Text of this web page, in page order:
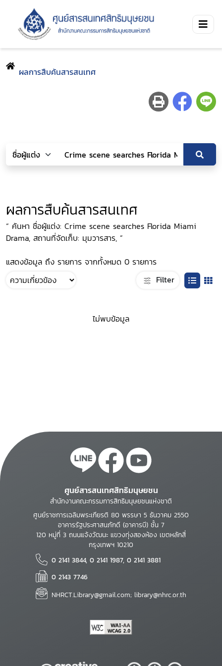
ผลการสืบค้นสารสนเทศ
ผลการสืบค้นสารสนเทศ
“ ค้นหา ชื่อผู้แต่ง: Crime scene searches Florida Miami
Drama, สถานที่จัดเก็บ: มุมวารสาร, ”
แสดงข้อมูล ถึง รายการ จากทั้งหมด 0 รายการ
Filter
ไม่พบข้อมูล
ศูนย์สารสนเทศสิทธิมนุษยชน
สำนักงานคณะกรรมการสิทธิมนุษยชนแห่งชาติ
ศูนย์ราชการเฉลิมพระเกียรติ 80 พรรษา 5 ธันวาคม 2550
อาคารรัฐประศาสนภักดี (อาคารบี) ชั้น 7
120 หมู่ที่ 3 ถนนแจ้งวัฒนะ แขวงทุ่งสองห้อง เขตหลักสี่
กรุงเทพฯ 10210
0 2141 3844, 0 2141 1987, 0 2141 3881
0 2143 7746
NHRCT.Library@gmail.com; library@nhrc.or.th